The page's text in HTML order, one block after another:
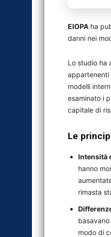
EIOPA ha
danni nei
Lo studio ha
appartenenti
modelli
esaminato i
capitale di
Le
Intensità
hanno
rimasta
modo di